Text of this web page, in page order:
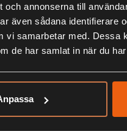
annonserna till
även sådana identifierare
samarbetar med. Dessa
de har samlat in när du
har
bak